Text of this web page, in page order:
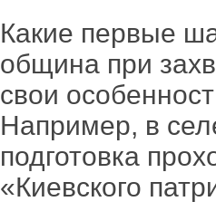
Какие первые
община при
свои
Например, в
подготовка
«Киевского